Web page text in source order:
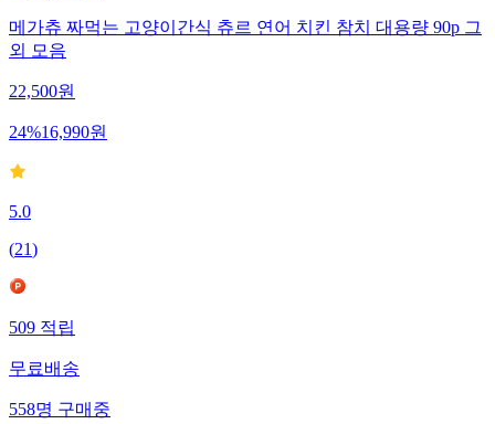
메가츄 짜먹는 고양이간식 츄르 연어 치킨 참치 대용량 90p 그
외 모음
22,500원
24%16,990원
5.0
(21)
509적립
무료배송
558명구매중